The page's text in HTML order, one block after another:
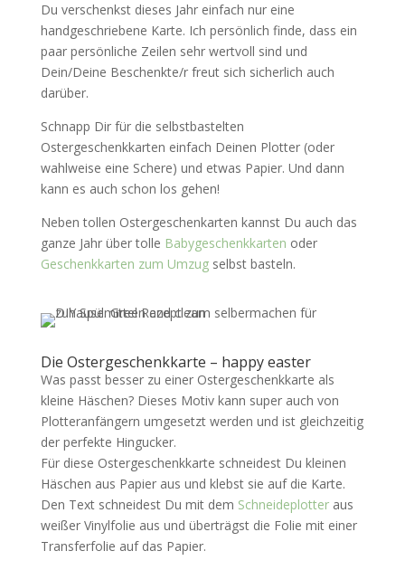
Du verschenkst dieses Jahr einfach nur eine
handgeschriebene Karte. Ich persönlich finde, dass ein
paar persönliche Zeilen sehr wertvoll sind und
Dein/Deine Beschenkte/r freut sich sicherlich auch
darüber.
Schnapp Dir für die selbstbastelten
Ostergeschenkkarten einfach Deinen Plotter (oder
wahlweise eine Schere) und etwas Papier. Und dann
kann es auch schon los gehen!
Neben tollen Ostergeschenkarten kannst Du auch das
ganze Jahr über tolle Babygeschenkkarten oder
Geschenkkarten zum Umzugselbst basteln.
Die Ostergeschenkkarte – happy easter
Was passt besser zu einer Ostergeschenkkarte als
kleine Häschen? Dieses Motiv kann super auch von
Plotteranfängern umgesetzt werden und ist gleichzeitig
der perfekte Hingucker.
Für diese Ostergeschenkkarte schneidest Du kleinen
Häschen aus Papier aus und klebst sie auf die Karte.
Den Text schneidest Du mit dem Schneideplotteraus
weißer Vinylfolie aus und überträgst die Folie mit einer
Transferfolie auf das Papier.